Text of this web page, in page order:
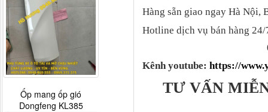
Hàng sẵn giao ngay Hà Nội,
Hotline dịch vụ bán hàng 24/
Kênh youtube: https://
TƯ VẤN
Ốp mang ốp gió
Dongfeng KL385